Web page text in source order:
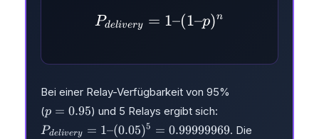
P_{delivery} = 1 – (1
Pdelivery = 1–(1–p)n
Bei einer Relay-Verfügbarkeit von 95%
(p = 0.95
p = 0.95) und 5 Relays ergibt sich:
P_{delivery} = 1 – (0.05)^5 = 0.99999969
Pdelivery = 1–(0.05)5 = 0.99999969. Die